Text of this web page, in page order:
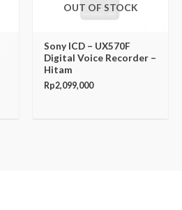
OUT OF STOCK
Sony ICD – UX570F
Digital Voice Recorder –
Hitam
Rp2,099,000